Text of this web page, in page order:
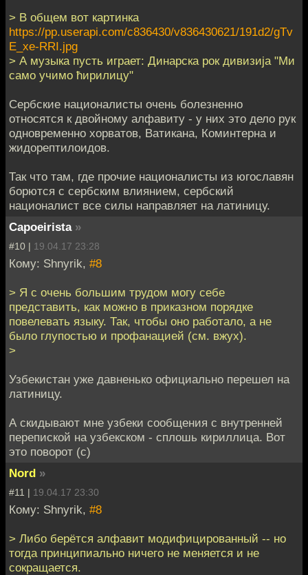
> В общем вот картинка
https://pp.userapi.com/c836430/v836430621/191d2/gTv
E_xe-RRI.jpg
> А музыка пусть играет: Динарска рок дивизиjа "Ми
само учимо ћирилицу"
Сербские националисты очень болезненно
относятся к двойному алфавиту - у них это дело рук
одновременно хорватов, Ватикана, Коминтерна и
жидорептилоидов.
Так что там, где прочие националисты из югославян
борются с сербским влиянием, сербский
националист все силы направляет на латиницу.
Capoeirista »
#10 | 19.04.17 23:28
Кому: Shnyrik, #8
> Я с очень большим трудом могу себе
представить, как можно в приказном порядке
повелевать языку. Так, чтобы оно работало, а не
было глупостью и профанацией (см. вжух).
>
Узбекистан уже давненько официально перешел на
латиницу.
А скидывают мне узбеки сообщения с внутренней
перепиской на узбекском - сплошь кириллица. Вот
это поворот (с)
Nord »
#11 | 19.04.17 23:30
Кому: Shnyrik, #8
> Либо берётся алфавит модифицированный -- но
тогда принципиально ничего не меняется и не
сокращается.